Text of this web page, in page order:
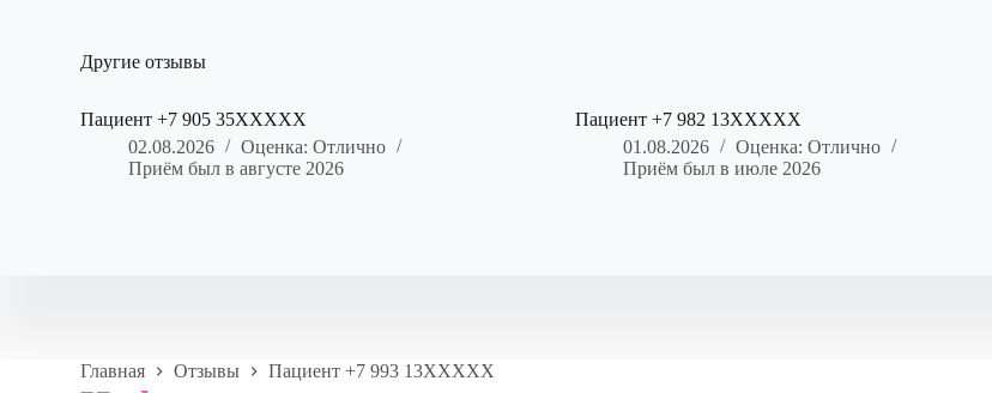
Другие отзывы
Пациент +7 905 35XXXXX
02.08.2026
Оценка: Отлично
Приём был в августе 2026
Пациент +7 982 13XXXXX
01.08.2026
Оценка: Отлично
Приём был в июле 2026
Главная Отзывы Пациент +7 993 13XXXXX